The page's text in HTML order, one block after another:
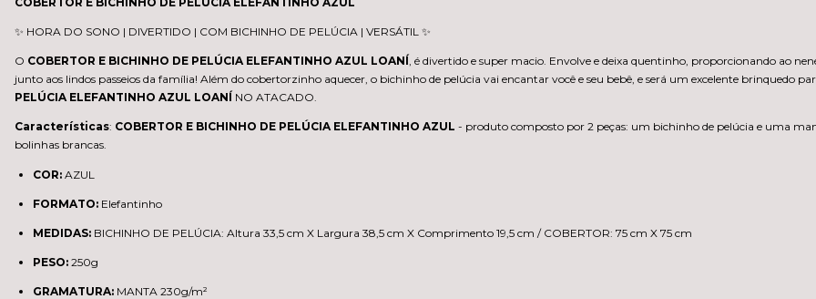
✨ HORA DO SONO | DIVERTIDO | COM BICHINHO DE PELÚCIA | VERSÁTIL ✨
O COBERTOR E BICHINHO DE PELÚCIA ELEFANTINHO AZUL LOANÍ , é divertido e super macio. Envolve e deixa quentinho, proporcionando ao
junto aos lindos passeios da família! Além do cobertorzinho aquecer, o bichinho de pelúcia vai encantar você e seu bebê, e será um excelente brinquedo
PELÚCIA ELEFANTINHO AZUL LOANÍ NO ATACADO.
Características: COBERTOR E BICHINHO DE PELÚCIA ELEFANTINHO AZUL - produto composto por 2 peças: um bichinho de pelúcia e uma
bolinhas brancas.
COR: AZUL
FORMATO: Elefantinho
MEDIDAS: BICHINHO DE PELÚCIA: Altura 33,5 cm X Largura 38,5 cm X Comprimento 19,5 cm / COBERTOR: 75 cm X 75 cm
PESO: 250g
GRAMATURA: MANTA 230g/m²